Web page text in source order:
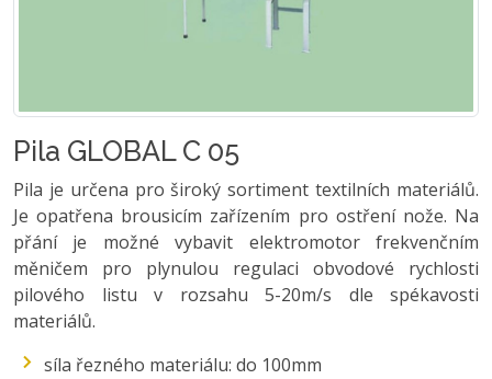
Pila GLOBAL C 05
Pila je určena pro široký sortiment textilních materiálů.
Je opatřena brousicím zařízením pro ostření nože. Na
přání je možné vybavit elektromotor frekvenčním
měničem pro plynulou regulaci obvodové rychlosti
pilového listu v rozsahu 5-20m/s dle spékavosti
materiálů.
síla řezného materiálu: do 100mm